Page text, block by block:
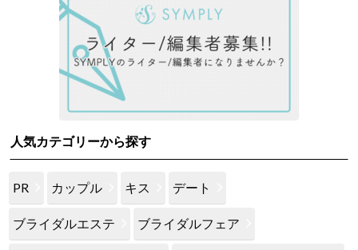
人気カテゴリーから探す
PR カップル キス デート
ブライダルエステ ブライダルフェア